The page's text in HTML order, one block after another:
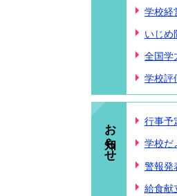
学校経
いじめ
全国学
学校評
お知らせ 行事予
学校だ
警報発
給食献